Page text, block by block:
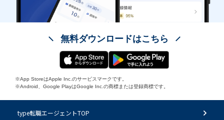
無料ダウンロードはこちら
※App StoreはApple Inc.のサービスマークです。
※Android、Google PlayはGoogle Inc.の商標または登録商標です。
type転職エージェントTOP